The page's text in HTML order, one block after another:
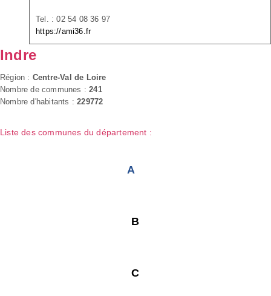
Tel. : 02 54 08 36 97
https://ami36.fr
Indre
Région : Centre-Val de Loire
Nombre de communes :241
Nombre d'habitants :229772
Liste des communes du département :
A
B
C